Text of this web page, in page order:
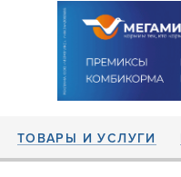
ТОВАРЫ И УСЛУГИ